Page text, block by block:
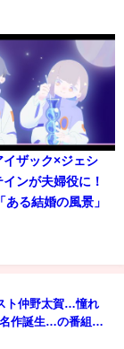
イザック×ジェシ
ンが夫婦役に！
ある結婚の風景」
ト仲野太賀…憧れ
名作誕生…の番組内